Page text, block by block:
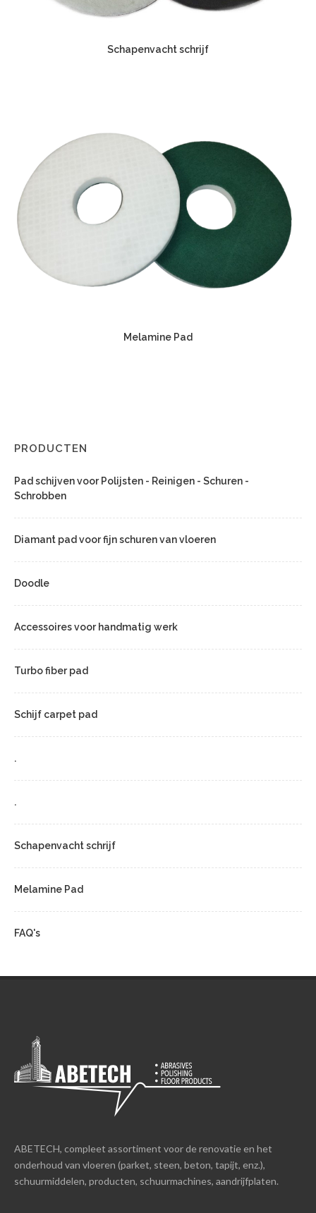
Schapenvacht schrijf
Melamine Pad
PRODUCTEN
Pad schijven voor Polijsten - Reinigen - Schuren -
Schrobben
Diamant pad voor fijn schuren van vloeren
Doodle
Accessoires voor handmatig werk
Turbo fiber pad
Schijf carpet pad
.
.
Schapenvacht schrijf
Melamine Pad
FAQ's
ABETECH, compleet assortiment voor de renovatie en het
onderhoud van vloeren (parket, steen, beton, tapijt, enz.),
schuurmiddelen, producten, schuurmachines, aandrijfplaten.